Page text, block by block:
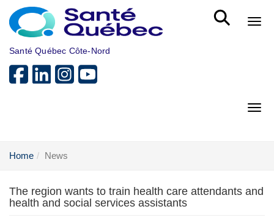
Skip to main content
Santé Québec Côte-Nord
Home News
The region wants to train health care attendants and
health and social services assistants